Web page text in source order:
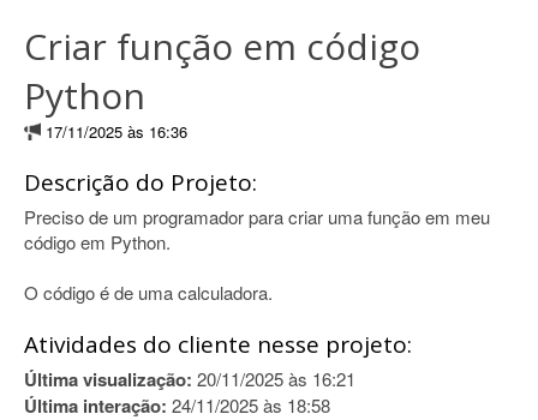
Criar função em código
Python
17/11/2025 às 16:36
Descrição do Projeto:
Preciso de um programador para criar uma função em meu
código em Python.
O código é de uma calculadora.
Atividades do cliente nesse projeto:
Última visualização: 20/11/2025 às 16:21
Última interação: 24/11/2025 às 18:58